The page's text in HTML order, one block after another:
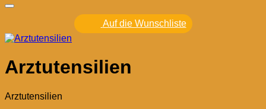
Auf die Wunschliste
Arztutensilien
Arztutensilien